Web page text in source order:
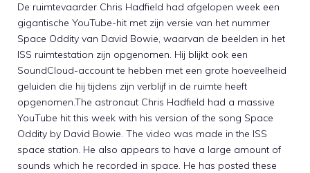
De ruimtevaarder Chris Hadfield had afgelopen week een
gigantische YouTube-hit met zijn versie van het nummer
Space Oddity van David Bowie, waarvan de beelden in het
ISS ruimtestation zijn opgenomen. Hij blijkt ook een
SoundCloud-account te hebben met een grote hoeveelheid
geluiden die hij tijdens zijn verblijf in de ruimte heeft
opgenomen.The astronaut Chris Hadfield had a massive
YouTube hit this week with his version of the song Space
Oddity by David Bowie. The video was made in the ISS
space station. He also appears to have a large amount of
sounds which he recorded in space. He has posted these